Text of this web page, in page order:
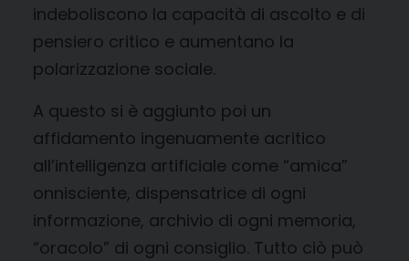
indeboliscono la capacità di ascolto e di
pensiero critico e aumentano la
polarizzazione sociale.
A questo si è aggiunto poi un
affidamento ingenuamente acritico
all’intelligenza artificiale come “amica”
onnisciente, dispensatrice di ogni
informazione, archivio di ogni memoria,
“oracolo” di ogni consiglio. Tutto ciò può